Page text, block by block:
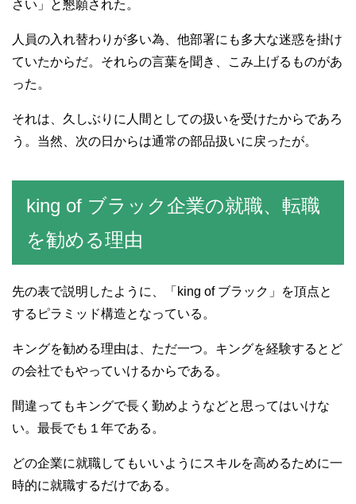
さい」と懇願された。
人員の入れ替わりが多い為、他部署にも多大な迷惑を掛け
ていたからだ。それらの言葉を聞き、こみ上げるものがあ
った。
それは、久しぶりに人間としての扱いを受けたからであろ
う。当然、次の日からは通常の部品扱いに戻ったが。
king of ブラック企業の就職、転職
を勧める理由
先の表で説明したように、「king of ブラック」を頂点と
するピラミッド構造となっている。
キングを勧める理由は、ただ一つ。キングを経験するとど
の会社でもやっていけるからである。
間違ってもキングで長く勤めようなどと思ってはいけな
い。最長でも１年である。
どの企業に就職してもいいようにスキルを高めるために一
時的に就職するだけである。